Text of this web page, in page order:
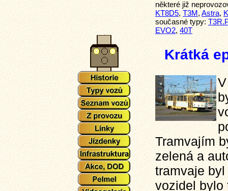
některé již
KT8D5,T3M,Astra,
současné typy:
EVO2,40T
Krátká
Tramvajím
zelená a
tramvaje
vozidel bylo